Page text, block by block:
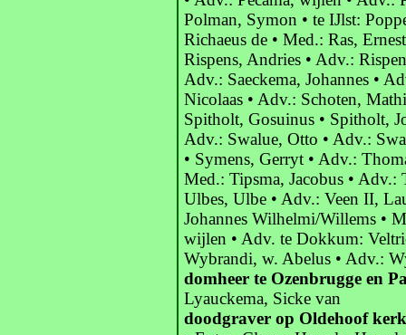
Polman, Symon • te IJlst:
Richaeus de • Med.: Ras,
Rispens, Andries • Adv.:
Adv.: Saeckema, Johannes •
Nicolaas • Adv.: Schoten,
Spitholt, Gosuinus • Spitholt,
Adv.: Swalue, Otto • Adv.:
• Symens, Gerryt • Adv.:
Med.: Tipsma, Jacobus • Adv.:
Ulbes, Ulbe • Adv.: Veen II,
Johannes Wilhelmi/Willems •
wijlen • Adv. te Dokkum:
Wybrandi, w. Abelus • Adv.:
domheer te Ozenbrugge en
Lyauckema, Sicke van
doodgraver op Oldehoof